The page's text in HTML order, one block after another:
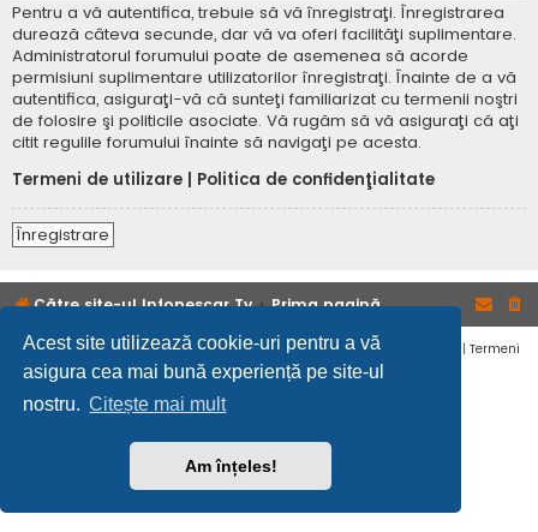
Acest site utilizează cookie-uri pentru a vă
asigura cea mai bună experiență pe site-ul
nostru. Citește mai mult
Am înțeles!
Pentru a vă autentifica, trebuie să vă înregistraţi. Înregistrarea
durează câteva secunde, dar vă va oferi facilităţi suplimentare.
Administratorul forumului poate de asemenea să acorde
permisiuni suplimentare utilizatorilor înregistraţi. Înainte de a vă
autentifica, asiguraţi-vă că sunteţi familiarizat cu termenii noştri
de folosire şi politicile asociate. Vă rugăm să vă asiguraţi că aţi
citit regulile forumului înainte să navigaţi pe acesta.
Termeni de utilizare
Politica de confidenţialitate
Înregistrare
Către site-ul Infopescar Tv Prima pagină
Confidențialitate | Termeni